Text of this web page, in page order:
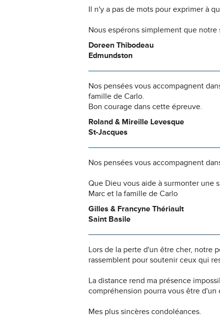
Il n'y a pas de mots pour exprimer à
Nous espérons simplement que
Doreen Thibodeau
Edmundston
Nos pensées vous accompagnent
famille de Carlo.
Bon courage dans cette épreuve.
Roland & Mireille Levesque
St-Jacques
Nos pensées vous accompagnent
Que Dieu vous aide à surmonter une
Marc et la famille de Carlo
Gilles & Francyne Thériault
Saint Basile
Lors de la perte d'un être cher, notre
rassemblent pour soutenir ceux qui
La distance rend ma présence
compréhension pourra vous être d'un
Mes plus sincères condoléances.